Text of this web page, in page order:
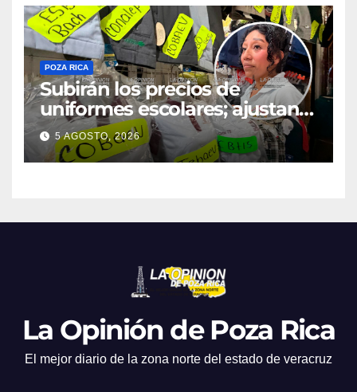
POZA RICA
Subirán los precios de
uniformes escolares; ajustan
promociones
5 AGOSTO, 2026
La Opinión de Poza Rica
El mejor diario de la zona norte del estado de veracruz